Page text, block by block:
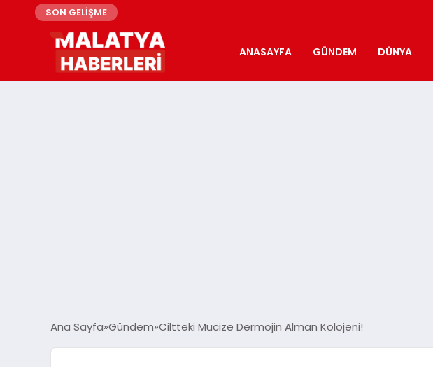
SON GELİŞME
ANASAYFA GÜNDEM DÜNYA
Ana Sayfa Gündem Ciltteki Mucize Dermojin Alman Kolojeni!